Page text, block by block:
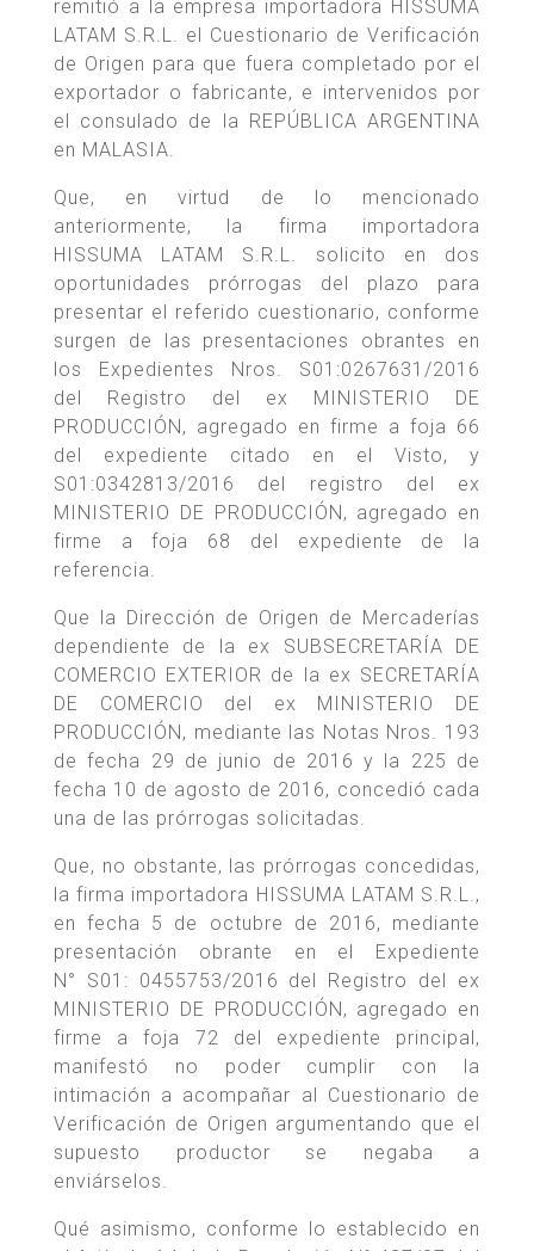
remitió a la empresa importadora HISSUMA
LATAM S.R.L. el Cuestionario de Verificación
de Origen para que fuera completado por el
exportador o fabricante, e intervenidos por
el consulado de la REPÚBLICA ARGENTINA
en MALASIA.
Que, en virtud de lo mencionado
anteriormente, la firma importadora
HISSUMA LATAM S.R.L. solicito en dos
oportunidades prórrogas del plazo para
presentar el referido cuestionario, conforme
surgen de las presentaciones obrantes en
los Expedientes Nros. S01:0267631/2016
del Registro del ex MINISTERIO DE
PRODUCCIÓN, agregado en firme a foja 66
del expediente citado en el Visto, y
S01:0342813/2016 del registro del ex
MINISTERIO DE PRODUCCIÓN, agregado en
firme a foja 68 del expediente de la
referencia.
Que la Dirección de Origen de Mercaderías
dependiente de la ex SUBSECRETARÍA DE
COMERCIO EXTERIOR de la ex SECRETARÍA
DE COMERCIO del ex MINISTERIO DE
PRODUCCIÓN, mediante las Notas Nros. 193
de fecha 29 de junio de 2016 y la 225 de
fecha 10 de agosto de 2016, concedió cada
una de las prórrogas solicitadas.
Que, no obstante, las prórrogas concedidas,
la firma importadora HISSUMA LATAM S.R.L.,
en fecha 5 de octubre de 2016, mediante
presentación obrante en el Expediente
N° S01: 0455753/2016 del Registro del ex
MINISTERIO DE PRODUCCIÓN, agregado en
firme a foja 72 del expediente principal,
manifestó no poder cumplir con la
intimación a acompañar al Cuestionario de
Verificación de Origen argumentando que el
supuesto productor se negaba a
enviárselos.
Qué asimismo, conforme lo establecido en